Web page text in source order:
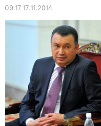
09:17 17.11.2014